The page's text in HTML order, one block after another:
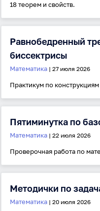
Вход
Антиспам:Загрузка...
Забыли пароль?
18 теорем и свойств.
Равнобедренный
биссектрисы
Математика | 27 июля 2026
Практикум по
Пятиминутка по
Математика | 22 июля 2026
Проверочная работа по
Методички по
Математика | 20 июля 2026